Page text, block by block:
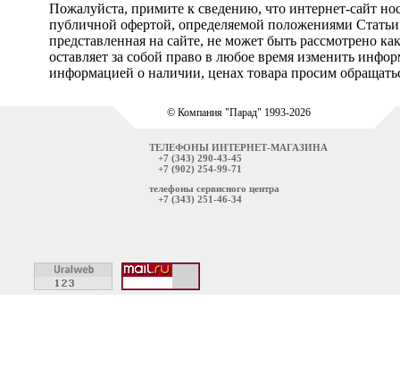
Пожалуйста, примите к сведению, что интернет-сайт
публичной офертой, определяемой положениями
представленная на сайте, не может быть рассмотрено
оставляет за собой право в любое время изменить
информацией о наличии, ценах товара просим
© Компания "Парад" 1993-2026
ТЕЛЕФОНЫ ИНТЕРНЕТ-МАГАЗИНА
+7 (343) 290-43-45
+7 (902) 254-99-71
телефоны сервисного центра
+7 (343) 251-46-34